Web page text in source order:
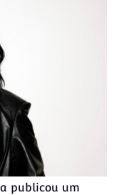
publicou um